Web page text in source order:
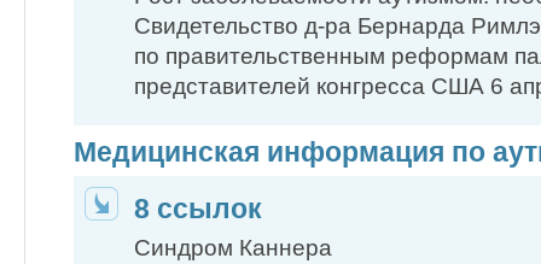
Свидетельство д-ра Бернарда
по правительственным реформам
представителей конгресса США 6
Медицинская информация по
8 ссылок
Синдром Каннера